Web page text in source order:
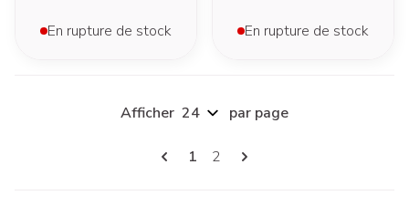
En rupture de stock En rupture de stock
Pages
Vous lisez actuellement la page
1 Page
2
Afficher par page